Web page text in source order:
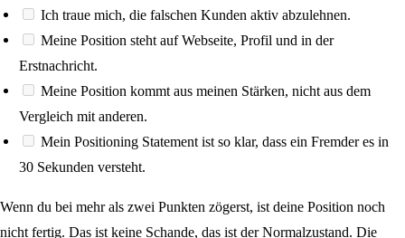
Ich traue mich, die falschen Kunden aktiv abzulehnen.
Meine Position steht auf Webseite, Profil und in der
Erstnachricht.
Meine Position kommt aus meinen Stärken, nicht aus dem
Vergleich mit anderen.
Mein Positioning Statement ist so klar, dass ein Fremder es in
30 Sekunden versteht.
Wenn du bei mehr als zwei Punkten zögerst, ist deine Position noch
nicht fertig. Das ist keine Schande, das ist der Normalzustand. Die